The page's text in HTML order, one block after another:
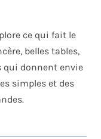
ce qui fait le
belles tables,
qui donnent envie
simples et des